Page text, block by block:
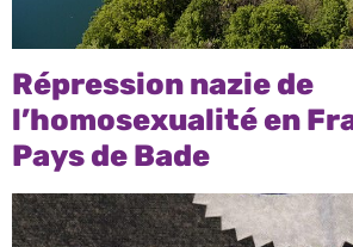
Répression nazie de
l’homosexualité en
Pays de Bade